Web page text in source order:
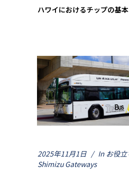
ハワイにおけるチップの基本
2025年11月1日 In お役
Shimizu Gateways